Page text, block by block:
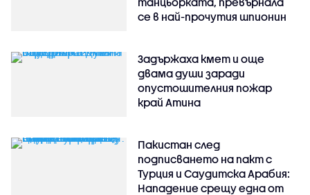
се в най-прочутия шпионин
Задържаха кмет и още
двама души заради
опустошителния пожар
край Атина
Пакистан след
подписването на пакт с
Турция и Саудитска Арабия:
Нападение срещу една от